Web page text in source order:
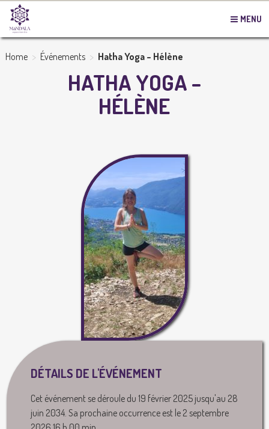
MENU
Home > Événements > Hatha Yoga – Hélène
HATHA YOGA –
HÉLÈNE
DÉTAILS DE L'ÉVÉNEMENT
Cet événement se déroule du 19 février 2025 jusqu'au 28
juin 2034. Sa prochaine occurrence est le 2 septembre